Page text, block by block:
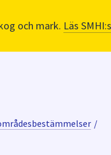
och mark. Läs
/